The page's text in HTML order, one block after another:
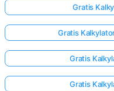
Gratis
Gratis
Gratis
Gratis